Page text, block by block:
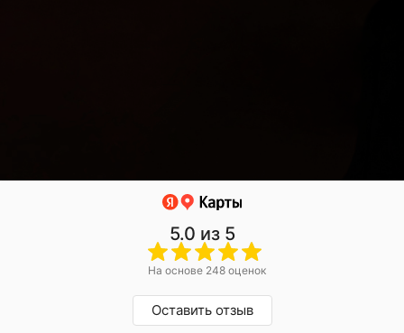
5.0 из 5
На основе 248 оценок
Оставить отзыв